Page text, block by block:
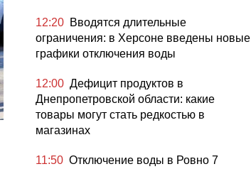
12:20 Вводятся длительные
ограничения: в Херсоне введены новые
графики отключения воды
12:00 Дефицит продуктов в
Днепропетровской области: какие
товары могут стать редкостью в
магазинах
11:50 Отключение воды в Ровно 7